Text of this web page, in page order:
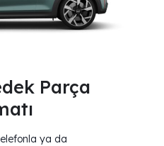
Parça
ya da